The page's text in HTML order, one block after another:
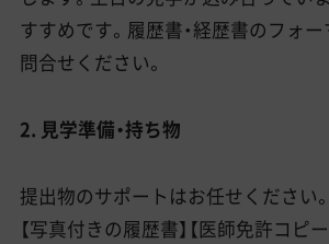
すすめです。履歴書・経歴書のフォ
問合せください。
2. 見学準備・持ち物
提出物のサポートはお任せください。
【写真付きの履歴書】【医師免許コピ